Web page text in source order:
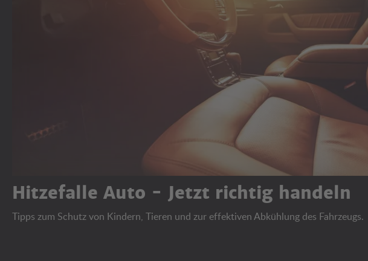
Hitzefalle Auto - Jetzt richtig handeln
Tipps zum Schutz von Kindern, Tieren und zur effektiven Abkühlung des Fahrzeugs.